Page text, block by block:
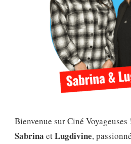
Bienvenue sur Ciné Voyageuses
Sabrina etLugdivine,